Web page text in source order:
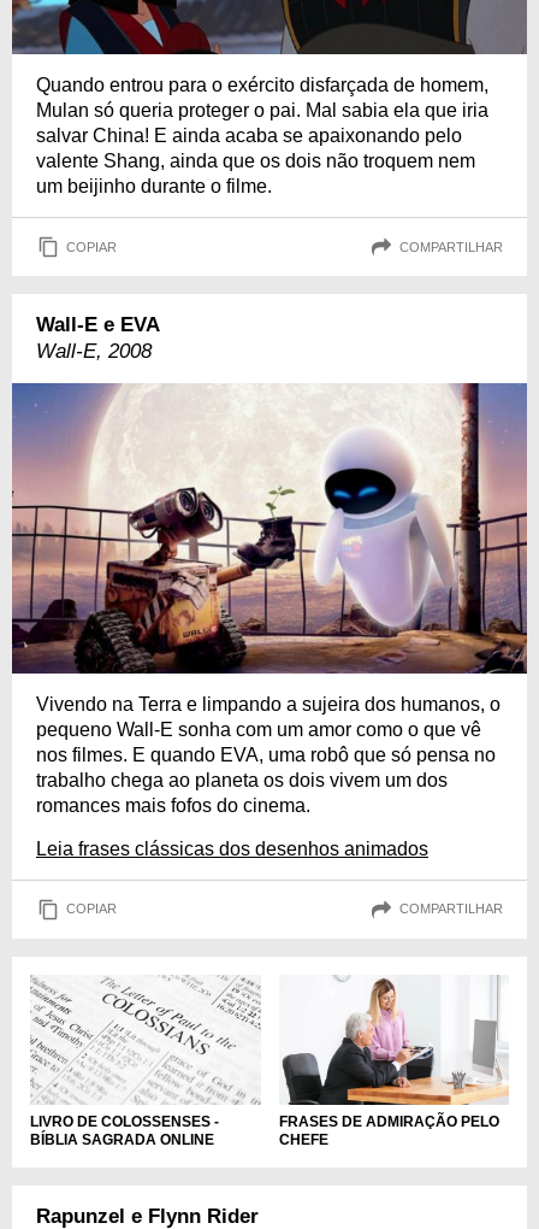
Quando entrou para o exército disfarçada de homem,
Mulan só queria proteger o pai. Mal sabia ela que iria
salvar China! E ainda acaba se apaixonando pelo
valente Shang, ainda que os dois não troquem nem
um beijinho durante o filme.
COPIAR COMPARTILHAR
Wall-E e EVA
Wall-E, 2008
Vivendo na Terra e limpando a sujeira dos humanos, o
pequeno Wall-E sonha com um amor como o que vê
nos filmes. E quando EVA, uma robô que só pensa no
trabalho chega ao planeta os dois vivem um dos
romances mais fofos do cinema.
Leia frases clássicas dos desenhos animados
COPIAR COMPARTILHAR
LIVRO DE COLOSSENSES -
BÍBLIA SAGRADA ONLINE
FRASES DE ADMIRAÇÃO PELO
CHEFE
Rapunzel e Flynn Rider